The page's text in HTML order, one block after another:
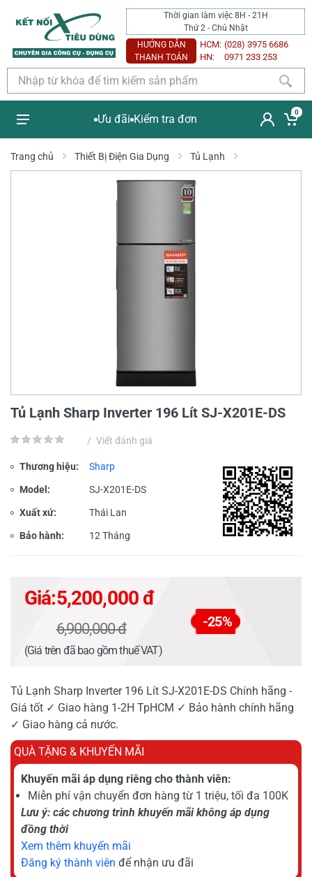
Thời gian làm việc 8H - 21H
Thứ 2 - Chủ Nhật
HƯỚNG DẪN
THANH TOÁN
HCM: (028) 3975 6686
HN:
0971 233 253
Ưu đãi Kiểm tra đơn
0
Trang chủ Thiết Bị Điện Gia Dụng Tủ Lạnh
Tủ Lạnh Sharp Inverter 196 Lít SJ-X201E-DS
/ Viết đánh giá
Thương hiệu: Sharp
Model: SJ-X201E-DS
Xuất xứ: Thái Lan
Bảo hành: 12 Tháng
Giá:5,200,000 đ
6,900,000 đ -25%
(Giá trên đã bao gồm thuế VAT)
Tủ Lạnh Sharp Inverter 196 Lít SJ-X201E-DS Chính hãng -
Giá tốt ✓ Giao hàng 1-2H TpHCM ✓ Bảo hành chính hãng
✓ Giao hàng cả nước.
QUÀ TẶNG & KHUYẾN MÃI
Khuyến mãi áp dụng riêng cho thành viên:
Miễn phí vận chuyển đơn hàng từ 1 triệu, tối đa 100K
Lưu ý: các chương trình khuyến mãi không áp dụng
đồng thời
Xem thêm khuyến mãi
Đăng ký thành viên để nhận ưu đãi